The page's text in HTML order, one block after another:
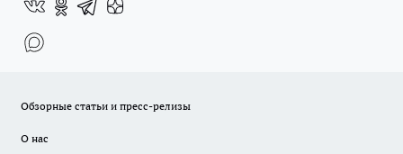
Обзорные статьи и пресс-релизы
О нас